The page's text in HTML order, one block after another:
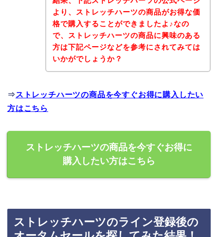
より、ストレッチハーツの商品がお得な価
格で購入することができましたよ♪なの
で、ストレッチハーツの商品に興味のある
方は下記ページなどを参考にされてみては
いかがでしょうか？
⇒ ストレッチハーツの商品を今すぐお得に購入したい
方はこちら
ストレッチハーツの商品を今すぐお得に
購入したい方はこちら
ストレッチハーツのライン登録後の